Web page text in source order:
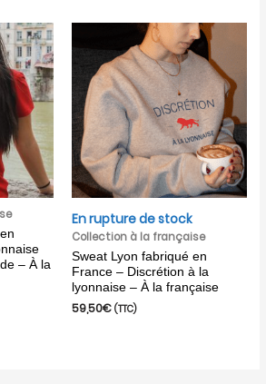
– À la
En rupture de stock
Collection à la française
Sweat Lyon fabriqué en
France – Discrétion à la
lyonnaise – À la française
59,50€ (TTC)